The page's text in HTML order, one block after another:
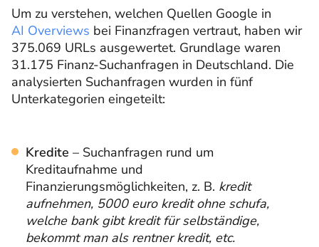
Um zu verstehen, welchen Quellen Google in
AI Overviews bei Finanzfragen vertraut, haben wir
375.069 URLs ausgewertet. Grundlage waren
31.175 Finanz-Suchanfragen in Deutschland. Die
analysierten Suchanfragen wurden in fünf
Unterkategorien eingeteilt:
Kredite – Suchanfragen rund um
Kreditaufnahme und
Finanzierungsmöglichkeiten, z. B. kredit
aufnehmen, 5000 euro kredit ohne schufa,
welche bank gibt kredit für selbständige,
bekommt man als rentner kredit, etc.